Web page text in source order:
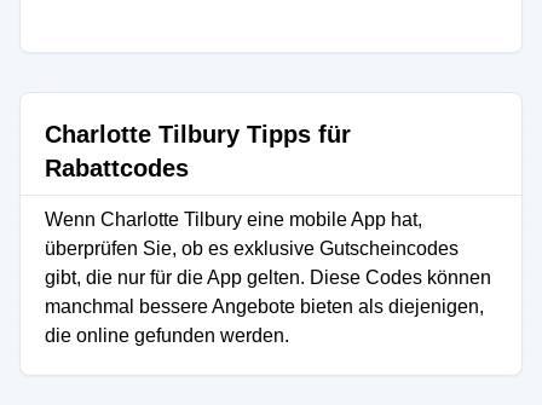
Charlotte Tilbury Tipps für
Rabattcodes
Wenn Charlotte Tilbury eine mobile App hat,
überprüfen Sie, ob es exklusive Gutscheincodes
gibt, die nur für die App gelten. Diese Codes können
manchmal bessere Angebote bieten als diejenigen,
die online gefunden werden.